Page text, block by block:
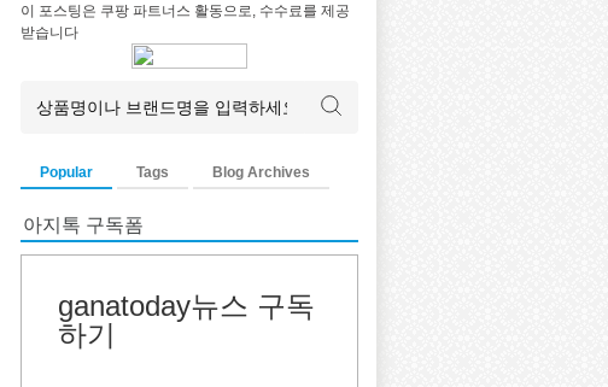
이 포스팅은 쿠팡 파트너스 활동으로, 수수료를 제공
받습니다
Popular Tags Blog Archives
아지톡 구독폼
ganatoday뉴스 구독
하기